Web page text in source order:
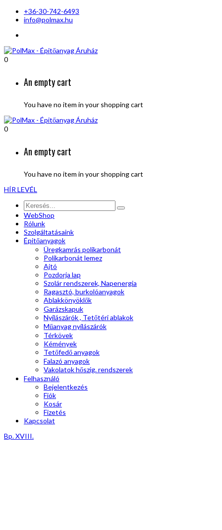
+36-30-742-6493
info@polmax.hu
0
An empty cart
You have no item in your shopping cart
0
An empty cart
You have no item in your shopping cart
HÍR LEVÉL
WebShop
Rólunk
Szolgáltatásaink
Épitőanyagok
Üregkamrás polikarbonát
Polikarbonát lemez
Ajtó
Pozdorja lap
Szolár rendszerek, Napenergia
Ragasztó, burkolóanyagok
Ablakkönyöklők
Garázskapuk
Nyílászárók , Tetőtéri ablakok
Műanyag nyílászárók
Térkövek
Kémények
Tetőfedő anyagok
Falazó anyagok
Vakolatok hőszig. rendszerek
Felhasználó
Bejelentkezés
Fiók
Kosár
Fizetés
Kapcsolat
Bp. XVIII.